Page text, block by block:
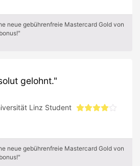
neue gebührenfreie Mastercard Gold von
gelohnt.
Linz Student
neue gebührenfreie Mastercard Gold von